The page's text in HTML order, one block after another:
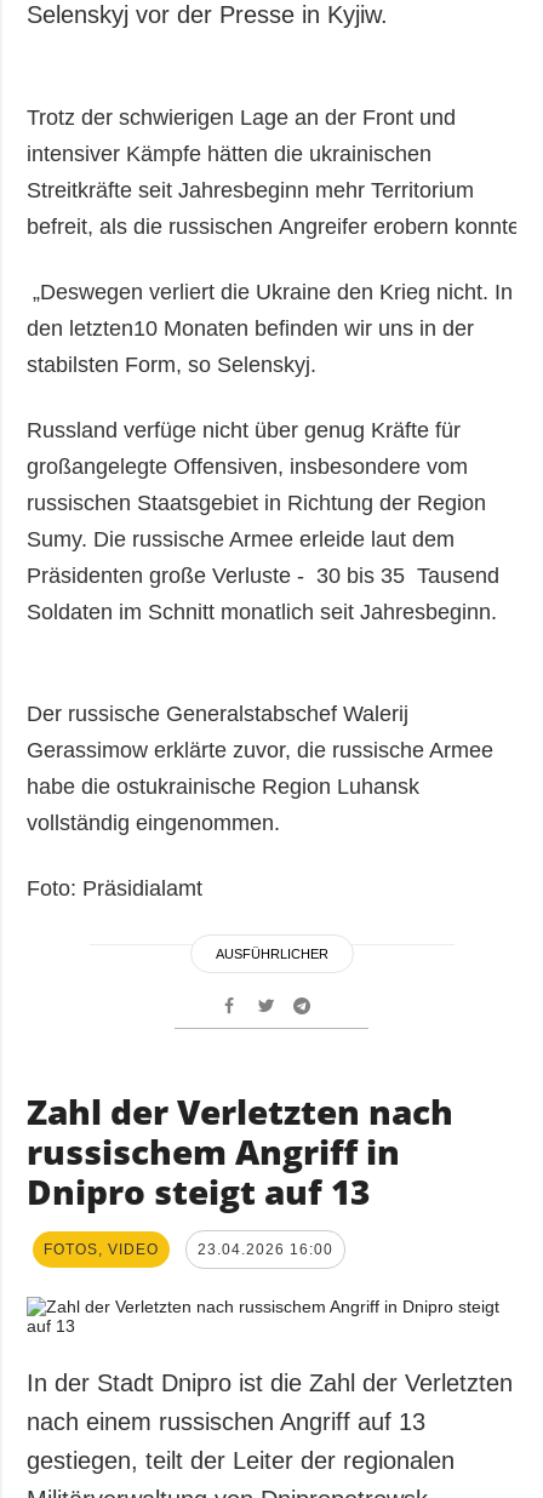
Selenskyj vor der Presse in Kyjiw.
Trotz der schwierigen Lage an der Front und
intensiver Kämpfe hätten die ukrainischen
Streitkräfte seit Jahresbeginn mehr Territorium
befreit, als die russischen Angreifer erobern konnten.
„Deswegen verliert die Ukraine den Krieg nicht. In
den letzten10 Monaten befinden wir uns in der
stabilsten Form, so Selenskyj.
Russland verfüge nicht über genug Kräfte für
großangelegte Offensiven, insbesondere vom
russischen Staatsgebiet in Richtung der Region
Sumy. Die russische Armee erleide laut dem
Präsidenten große Verluste - 30 bis 35 Tausend
Soldaten im Schnitt monatlich seit Jahresbeginn.
Der russische Generalstabschef Walerij
Gerassimow erklärte zuvor, die russische Armee
habe die ostukrainische Region Luhansk
vollständig eingenommen.
Foto: Präsidialamt
AUSFÜHRLICHER
Zahl der Verletzten nach
russischem Angriff in
Dnipro steigt auf 13
FOTOS, VIDEO 23.04.2026 16:00
In der Stadt Dnipro ist die Zahl der Verletzten
nach einem russischen Angriff auf 13
gestiegen, teilt der Leiter der regionalen